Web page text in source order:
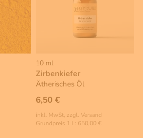
10 ml
Zirbenkiefer
Ätherisches Öl
6,50 €
inkl. MwSt, zzgl. Versand
Grundpreis 1 L: 650,00 €